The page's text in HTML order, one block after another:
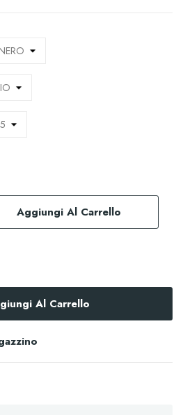
Aggiungi Al Carrello
Al Carrello